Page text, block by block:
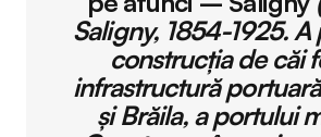
Saligny, 1854-1925.
construcţia de căi
infrastructură
şi Brăila, a portului